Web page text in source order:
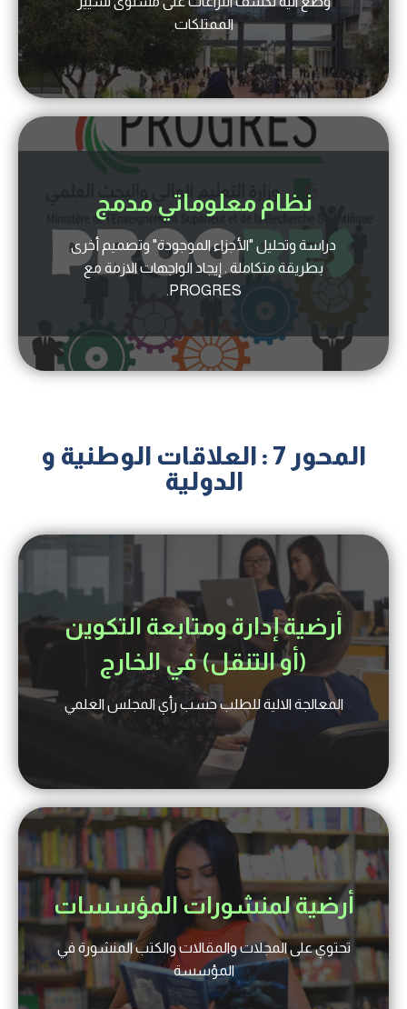
الممتلكات
نظام معلوماتي مدمج
دراسة وتحليل "الأجزاء الموجودة" وتصميم أخرى
بطريقة متكاملة . إيجاد الواجهات الازمة مع
PROGRES.
المحور 7 : العلاقات الوطنية و
الدولية
أرضية إدارة ومتابعة التكوين
(أو التنقل) في الخارج
المعالجة الالية للطلب حسب رأي المجلس العلمي
أرضية لمنشورات المؤسسات
تحتوي على المجلات والمقالات والكتب المنشورة في
المؤسسة